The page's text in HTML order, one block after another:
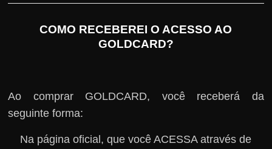
COMO RECEBEREI O ACESSO AO
GOLDCARD?
Ao comprar GOLDCARD, você receberá da
seguinte forma:
Na página oficial, que você ACESSA através de